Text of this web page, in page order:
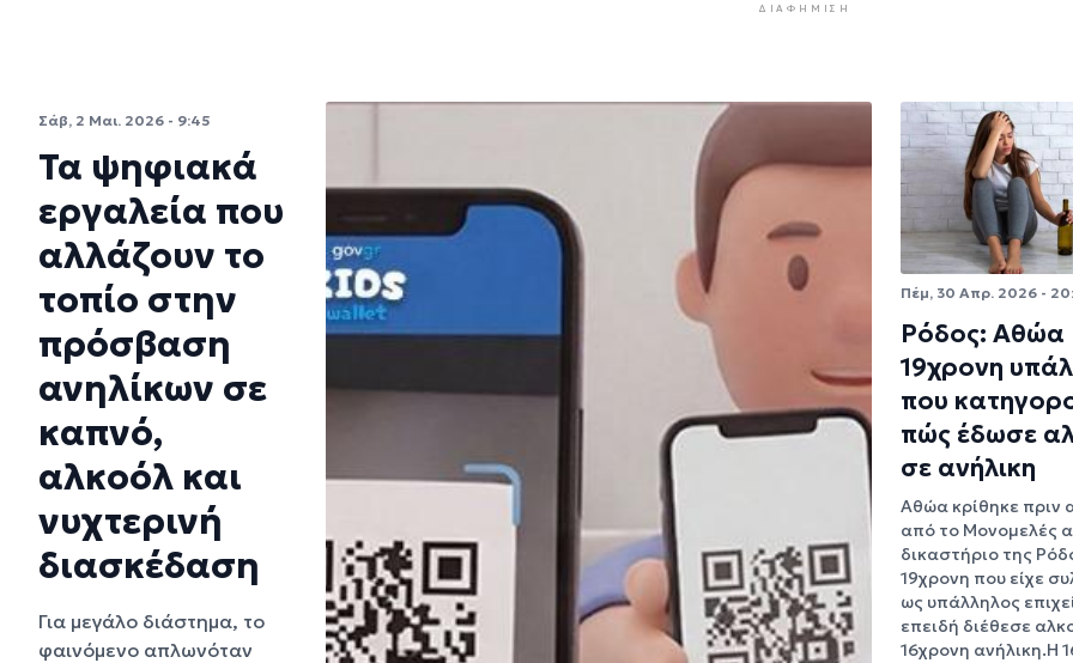
ΔΙΑΦΉΜΙΣΗ
Σάβ, 2 Μαι. 2026 - 9:45
Τα ψηφιακά
εργαλεία που
αλλάζουν το
τοπίο στην
πρόσβαση
ανηλίκων σε
καπνό,
αλκοόλ και
νυχτερινή
διασκέδαση
Για μεγάλο διάστημα, το
φαινόμενο απλωνόταν
Πέμ, 30 Απρ. 2026 -
Ρόδος: Αθώα
19χρονη
που
πώς έδωσε
σε ανήλικη
Αθώα κρίθηκε πριν
από το Μονομελές
δικαστήριο της
19χρονη που είχε
ως υπάλληλος
επειδή διέθεσε
16χρονη ανήλικη.Η